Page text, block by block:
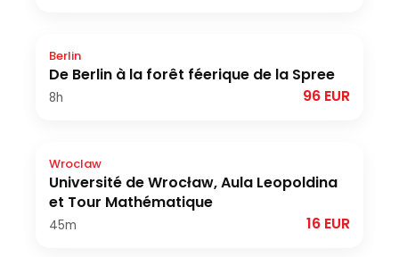
Berlin
De Berlin à la forêt féerique de la Spree
8h 96 EUR
Wroclaw
Université de Wrocław, Aula Leopoldina
et Tour Mathématique
45m 16 EUR